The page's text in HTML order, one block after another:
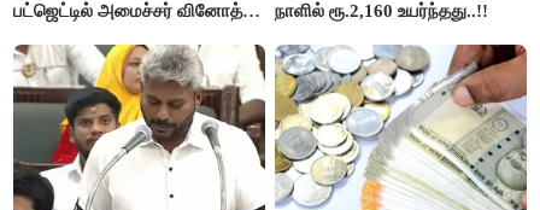
பட்ஜெட்டில் அமைச்சர் வினோத்
நாளில் ரூ.2,160 உயர்ந்தது..!!